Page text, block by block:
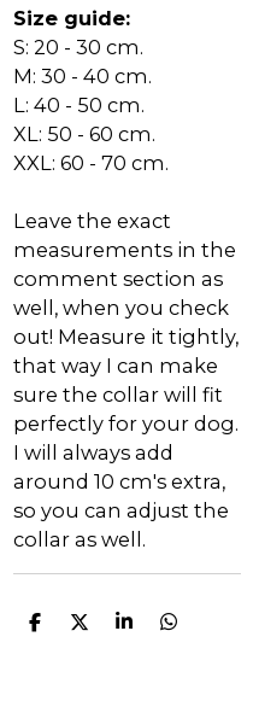
Size guide:
S: 20 - 30 cm.
M: 30 - 40 cm.
L: 40 - 50 cm.
XL: 50 - 60 cm.
XXL: 60 - 70 cm.
Leave the exact
measurements in the
comment section as
well, when you check
out! Measure it tightly,
that way I can make
sure the collar will fit
perfectly for your dog.
I will always add
around 10 cm's extra,
so you can adjust the
collar as well.
D
D
S
D